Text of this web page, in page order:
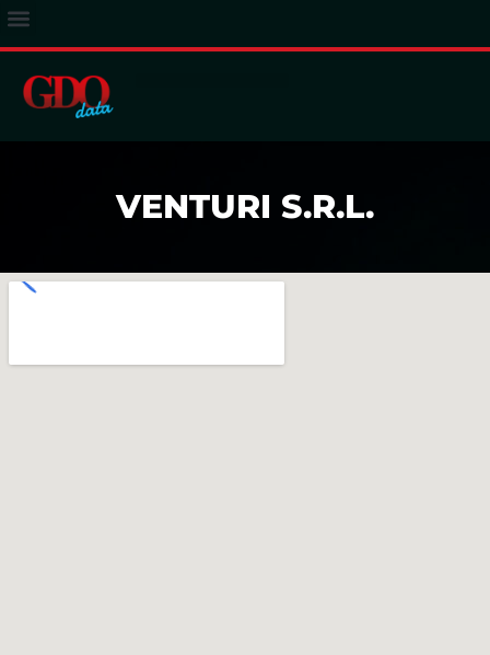
VENTURI S.R.L.